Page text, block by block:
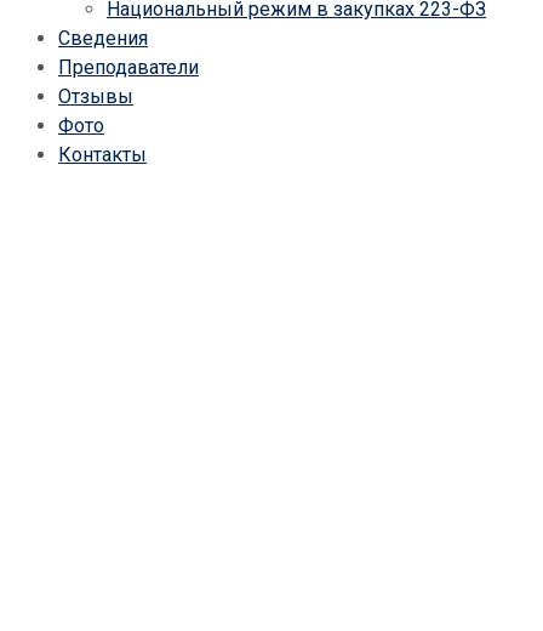
Национальный режим в закупках 223-ФЗ
Сведения
Преподаватели
Отзывы
Фото
Контакты